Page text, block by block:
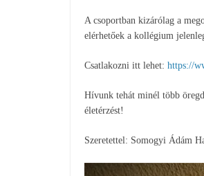
A csoportban kizárólag a
elérhetőek a kollégium
Csatlakozni itt lehet: https://
Hívunk tehát minél több
életérzést!
Szeretettel: Somogyi Ádám